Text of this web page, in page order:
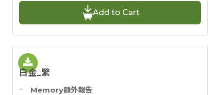
Add to Cart
白金_繁
Memory額外報告